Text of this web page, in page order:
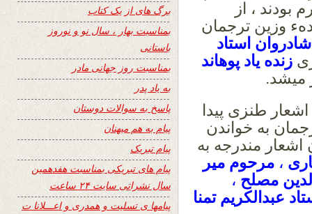
بودند ، از
وزین ترجمان
شادروان استاد
زنده یاد پوهاند
میشد.
طنزی پیدا
به خواندن
مندرجه به
، مرحوم میر
مصلح ،
عبدالکریم تمنا
برگ های از یک کتاب
بمناسبت بهار ، سال نو و نوروز
باستانی
بمناسبت روز جهانی مادر
به یاد پدر
پاسخ به سوالات دوستان
پیام به هم میهنان
پیام تبریک
پیام های تبریکی بمناسبت هفدهمین
سال نشراتی سایت ۲۴ ساعت
پیامها ی تسلیت و همدری و اعـــلانا ت